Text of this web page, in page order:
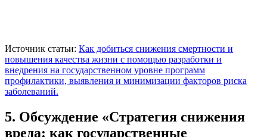
Источник статьи: Как добиться снижения смертности и
повышения качества жизни с помощью разработки и
внедрения на государственном уровне программ
профилактики, выявления и минимизации факторов риска
заболеваний.
5. Обсуждение «Стратегия снижения
вреда: как государственные